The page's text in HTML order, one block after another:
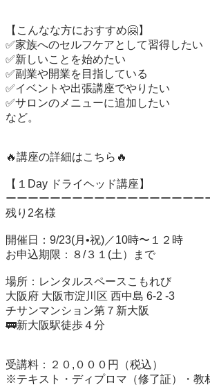
【こんなな方におすすめ🤗】
✅家族へのセルフケアとして習得したい
✅新しいことを始めたい
✅副業や開業を目指している
✅イベントや出張講座でやりたい
✅サロンのメニューに追加したい
など。
🔥講座の詳細はこちら🔥
【１Day ドライヘッド講座】
ーーーーーーーーーーーーーーーーーー
残り2名様
開催日：9/23(月•祝)／10時〜１２時
お申込期限：８/３１(土）まで
場所：レンタルスペースこもれび
大阪府 大阪市淀川区 西中島 6-2 -3
チサンマンション第７新大阪
🚃新大阪駅徒歩４分
受講料：２０,０００円（税込）
※テキスト・ディプロマ（修了証）・教